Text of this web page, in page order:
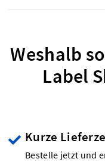
Weshalb
Label
Kurze
Bestelle jetzt und